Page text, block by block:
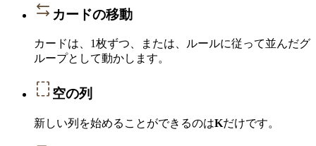
カードの移動
カードは、1枚ずつ、または、ルールに従って並んだグ
ループとして動かします。
空の列
新しい列を始めることができるのはKだけです。